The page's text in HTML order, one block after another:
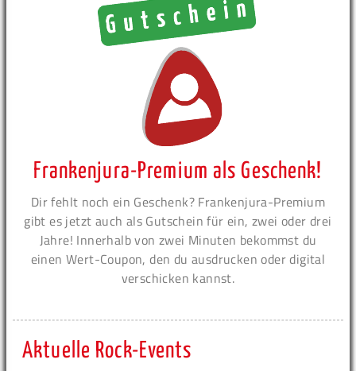
Frankenjura-Premium als Geschenk!
Dir fehlt noch ein Geschenk? Frankenjura-Premium
gibt es jetzt auch als Gutschein für ein, zwei oder drei
Jahre! Innerhalb von zwei Minuten bekommst du
einen Wert-Coupon, den du ausdrucken oder digital
verschicken kannst.
Aktuelle Rock-Events